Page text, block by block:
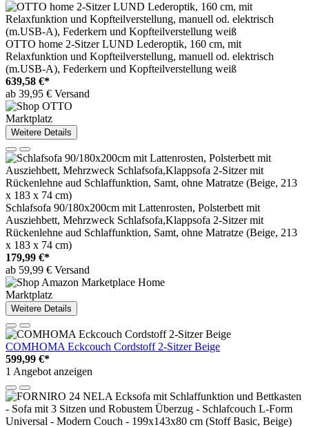
OTTO home 2-Sitzer LUND Lederoptik, 160 cm, mit
Relaxfunktion und Kopfteilverstellung, manuell od. elektrisch
(m.USB-A), Federkern und Kopfteilverstellung weiß
639,58 €*
ab 39,95 € Versand
Marktplatz
Weitere Details
Schlafsofa 90/180x200cm mit Lattenrosten, Polsterbett mit
Ausziehbett, Mehrzweck Schlafsofa,Klappsofa 2-Sitzer mit
Rückenlehne aud Schlaffunktion, Samt, ohne Matratze (Beige, 213
x 183 x 74 cm)
179,99 €*
ab 59,99 € Versand
Marktplatz
Weitere Details
COMHOMA Eckcouch Cordstoff 2-Sitzer Beige
599,99 €*
1 Angebot anzeigen